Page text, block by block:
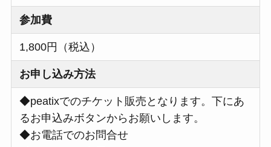
参加費
1,800円（税込）
お申し込み方法
◆peatixでのチケット販売となります。下にあ
るお申込みボタンからお願いします。
◆お電話でのお問合せ